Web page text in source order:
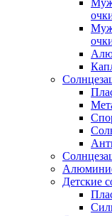
Детские